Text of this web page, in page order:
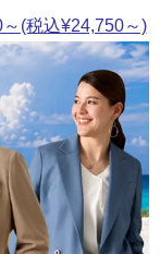
(税込¥24,750～)